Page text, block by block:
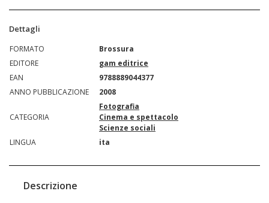
Dettagli
FORMATO
Brossura
EDITORE
gam editrice
EAN
9788889044377
ANNO PUBBLICAZIONE
2008
CATEGORIA
Fotografia
Cinema e spettacolo
Scienze sociali
LINGUA
ita
Descrizione